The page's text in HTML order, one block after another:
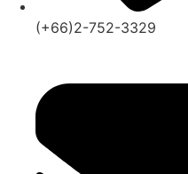
(+66)2-752-3329